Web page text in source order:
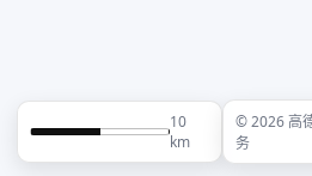
10
km
© 2026 高
务